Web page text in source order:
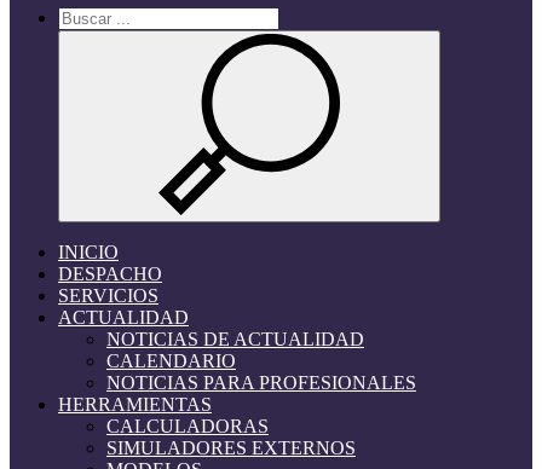
INICIO
DESPACHO
SERVICIOS
ACTUALIDAD
NOTICIAS DE ACTUALIDAD
CALENDARIO
NOTICIAS PARA PROFESIONALES
HERRAMIENTAS
CALCULADORAS
SIMULADORES EXTERNOS